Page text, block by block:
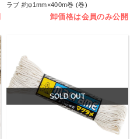
ラブ 約φ1mm×400m巻 (巻)
卸価格は会員のみ公開
SOLD OUT